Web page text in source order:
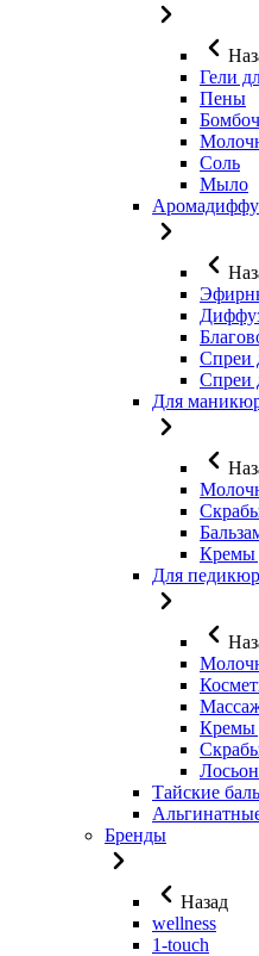
Гели
Пены
Соль
Мыло
Спреи
Спреи
Для
Кремы
Для
Кремы
Тайские
Бренды
Назад
wellness
1-touch